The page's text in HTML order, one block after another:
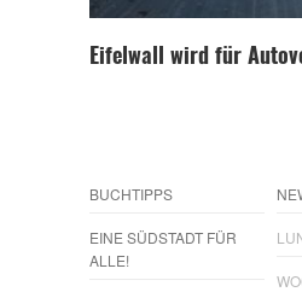
Eifelwall wird für
BUCHTIPPS
EINE SÜDSTADT FÜR
ALLE!